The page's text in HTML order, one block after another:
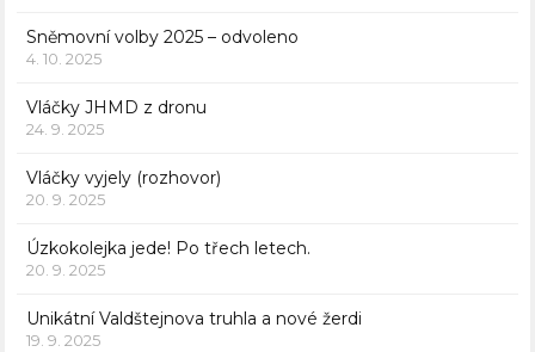
Sněmovní volby 2025 – odvoleno
4. 10. 2025
Vláčky JHMD z dronu
24. 9. 2025
Vláčky vyjely (rozhovor)
20. 9. 2025
Úzkokolejka jede! Po třech letech.
20. 9. 2025
Unikátní Valdštejnova truhla a nové žerdi
19. 9. 2025